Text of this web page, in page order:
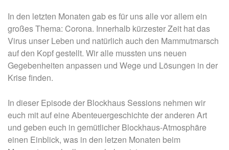
In den letzten Monaten gab es für uns alle vor allem ein
großes Thema: Corona. Innerhalb kürzester Zeit hat das
Virus unser Leben und natürlich auch den Mammutmarsch
auf den Kopf gestellt. Wir alle mussten uns neuen
Gegebenheiten anpassen und Wege und Lösungen in der
Krise finden.
In dieser Episode der Blockhaus Sessions nehmen wir
euch mit auf eine Abenteuergeschichte der anderen Art
und geben euch in gemütlicher Blockhaus-Atmosphäre
einen Einblick, was in den letzen Monaten beim